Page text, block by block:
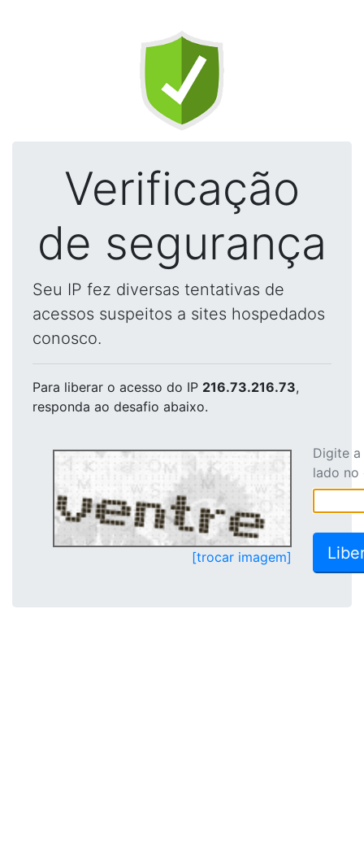
Verificação
de segurança
Seu IP fez diversas tentativas de
acessos suspeitos a sites hospedados
conosco.
Para liberar o acesso do IP 216.73.216.73,
responda ao desafio abaixo.
[trocar imagem]
Digite
lado no